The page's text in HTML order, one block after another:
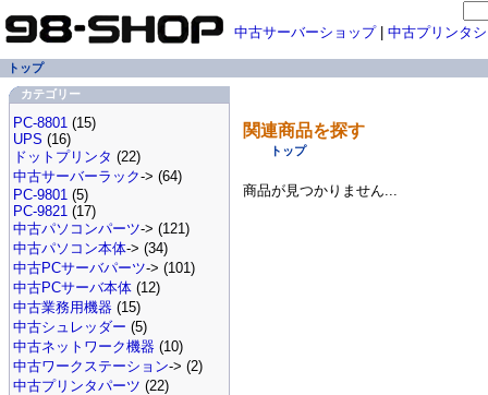
関連商品を探す
トップ
商品が見つかりません...
中古サーバーショップ| 中古プリンタ
トップ
カテゴリー
PC-8801 (15)
UPS (16)
ドットプリンタ (22)
中古サーバーラック-> (64)
PC-9801 (5)
PC-9821 (17)
中古パソコンパーツ-> (121)
中古パソコン本体-> (34)
中古PCサーバパーツ-> (101)
中古PCサーバ本体 (12)
中古業務用機器 (15)
中古シュレッダー (5)
中古ネットワーク機器 (10)
中古ワークステーション-> (2)
中古プリンタパーツ (22)